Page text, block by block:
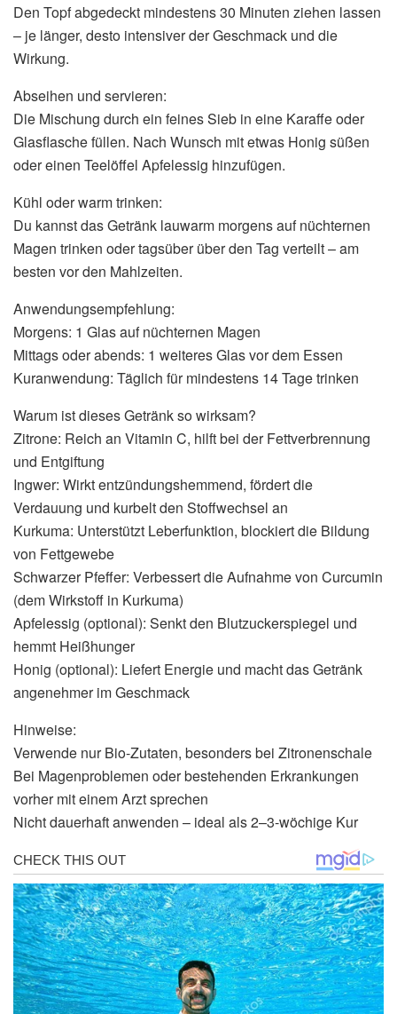
Den Topf abgedeckt mindestens 30 Minuten ziehen lassen
– je länger, desto intensiver der Geschmack und die
Wirkung.
Abseihen und servieren:
Die Mischung durch ein feines Sieb in eine Karaffe oder
Glasflasche füllen. Nach Wunsch mit etwas Honig süßen
oder einen Teelöffel Apfelessig hinzufügen.
Kühl oder warm trinken:
Du kannst das Getränk lauwarm morgens auf nüchternen
Magen trinken oder tagsüber über den Tag verteilt – am
besten vor den Mahlzeiten.
Anwendungsempfehlung:
Morgens: 1 Glas auf nüchternen Magen
Mittags oder abends: 1 weiteres Glas vor dem Essen
Kuranwendung: Täglich für mindestens 14 Tage trinken
Warum ist dieses Getränk so wirksam?
Zitrone: Reich an Vitamin C, hilft bei der Fettverbrennung
und Entgiftung
Ingwer: Wirkt entzündungshemmend, fördert die
Verdauung und kurbelt den Stoffwechsel an
Kurkuma: Unterstützt Leberfunktion, blockiert die Bildung
von Fettgewebe
Schwarzer Pfeffer: Verbessert die Aufnahme von Curcumin
(dem Wirkstoff in Kurkuma)
Apfelessig (optional): Senkt den Blutzuckerspiegel und
hemmt Heißhunger
Honig (optional): Liefert Energie und macht das Getränk
angenehmer im Geschmack
Hinweise:
Verwende nur Bio-Zutaten, besonders bei Zitronenschale
Bei Magenproblemen oder bestehenden Erkrankungen
vorher mit einem Arzt sprechen
Nicht dauerhaft anwenden – ideal als 2–3-wöchige Kur